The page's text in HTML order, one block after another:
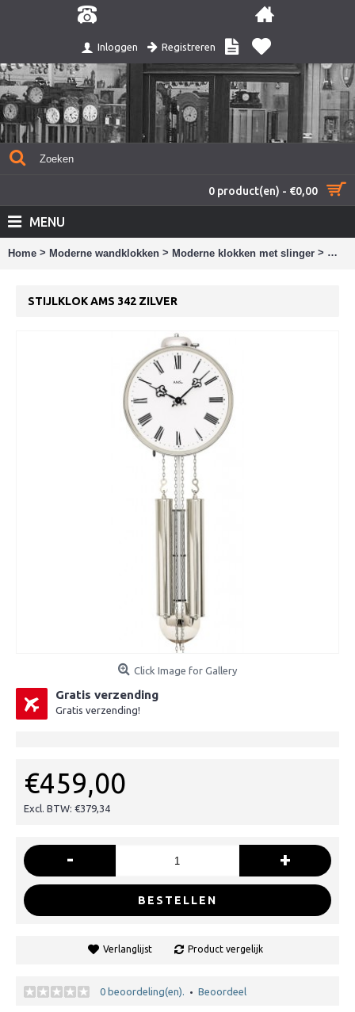
Inloggen Registreren
0 product(en) - €0,00
MENU
Home > Moderne wandklokken > Moderne klokken met slinger >
STIJLKLOK AMS 342 ZILVER
Click Image for Gallery
Gratis verzending
Gratis verzending!
€459,00
Excl. BTW: €379,34
- +
BESTELLEN
Verlanglijst Product vergelijk
0 beoordeling(en). • Beoordeel